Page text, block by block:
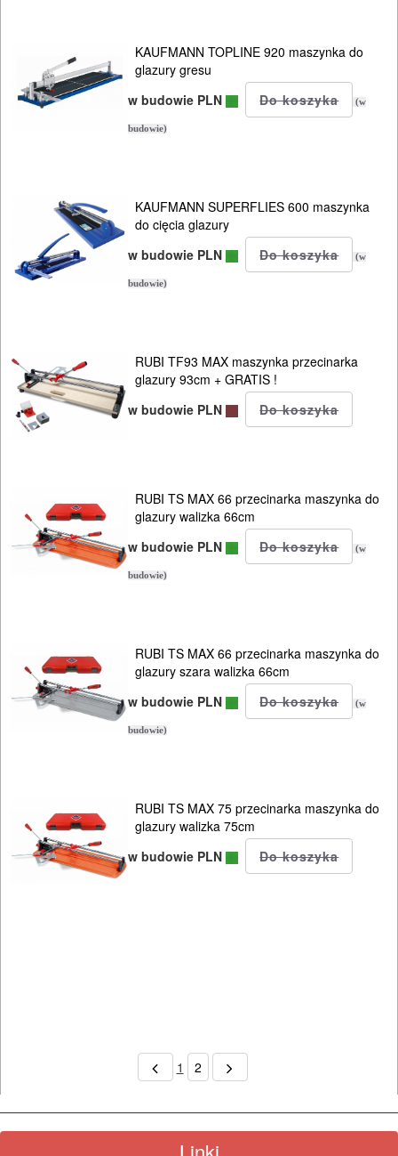
KAUFMANN TOPLINE 920 maszynka do
glazury gresu
w budowie PLN
(w
budowie)
KAUFMANN SUPERFLIES 600 maszynka
do cięcia glazury
w budowie PLN
(w
budowie)
RUBI TF93 MAX maszynka przecinarka
glazury 93cm + GRATIS !
w budowie PLN
RUBI TS MAX 66 przecinarka maszynka do
glazury walizka 66cm
w budowie PLN
(w
budowie)
RUBI TS MAX 66 przecinarka maszynka do
glazury szara walizka 66cm
w budowie PLN
(w
budowie)
RUBI TS MAX 75 przecinarka maszynka do
glazury walizka 75cm
w budowie PLN
1 2